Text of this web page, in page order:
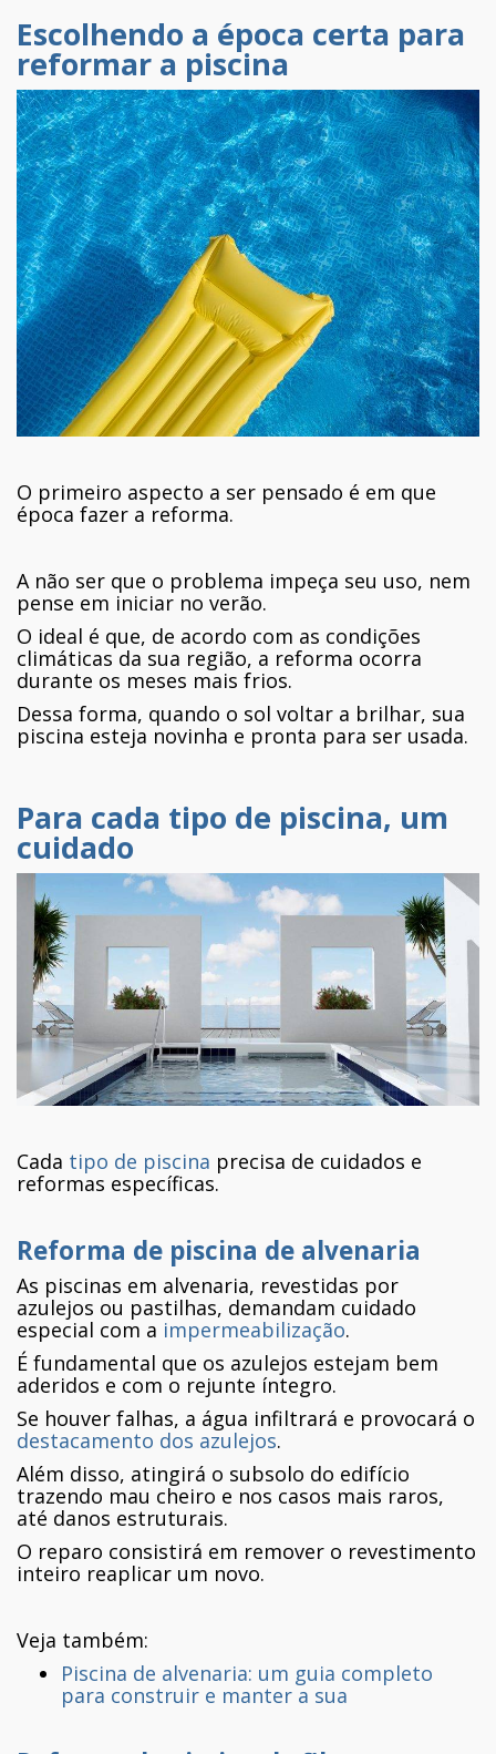
Escolhendo a época certa para
reformar a piscina
O primeiro aspecto a ser pensado é em que
época fazer a reforma.
A não ser que o problema impeça seu uso, nem
pense em iniciar no verão.
O ideal é que, de acordo com as condições
climáticas da sua região, a reforma ocorra
durante os meses mais frios.
Dessa forma, quando o sol voltar a brilhar, sua
piscina esteja novinha e pronta para ser usada.
Para cada tipo de piscina, um
cuidado
Cada tipo de piscina precisa de cuidados e
reformas específicas.
Reforma de piscina de alvenaria
As piscinas em alvenaria, revestidas por
azulejos ou pastilhas, demandam cuidado
especial com a impermeabilização.
É fundamental que os azulejos estejam bem
aderidos e com o rejunte íntegro.
Se houver falhas, a água infiltrará e provocará o
destacamento dos azulejos.
Além disso, atingirá o subsolo do edifício
trazendo mau cheiro e nos casos mais raros,
até danos estruturais.
O reparo consistirá em remover o revestimento
inteiro reaplicar um novo.
Veja também:
Piscina de alvenaria: um guia completo
para construir e manter a sua